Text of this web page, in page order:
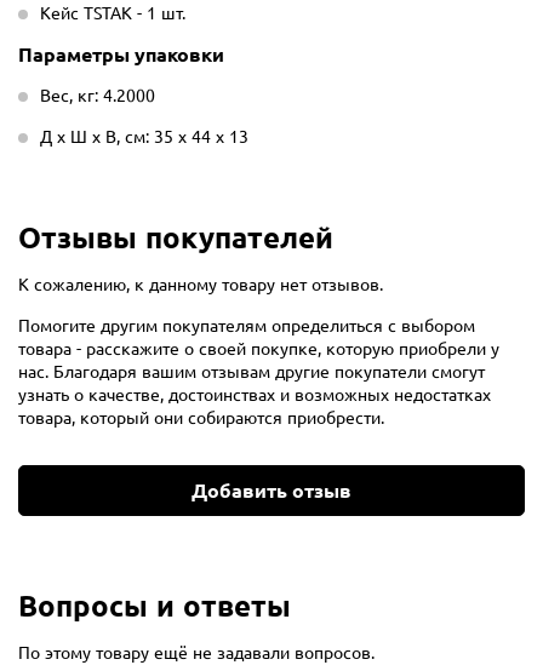
Кейс TSTAK - 1 шт.
Параметры упаковки
Вес, кг: 4.2000
Д х Ш х В, см: 35 х 44 х 13
Отзывы покупателей
К сожалению, к данному товару нет отзывов.
Помогите другим покупателям определиться с выбором
товара - расскажите о своей покупке, которую приобрели у
нас. Благодаря вашим отзывам другие покупатели смогут
узнать о качестве, достоинствах и возможных недостатках
товара, который они собираются приобрести.
Добавить отзыв
Вопросы и ответы
По этому товару ещё не задавали вопросов.